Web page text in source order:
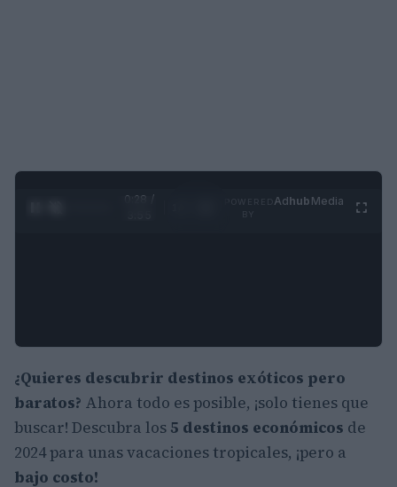
0:28 /
Adhub Media
¿Quieres descubrir destinos exóticos pero
baratos? Ahora todo es posible, ¡solo tienes que
buscar! Descubra los 5 destinos económicos de
2024 para unas vacaciones tropicales, ¡pero a
bajo costo!